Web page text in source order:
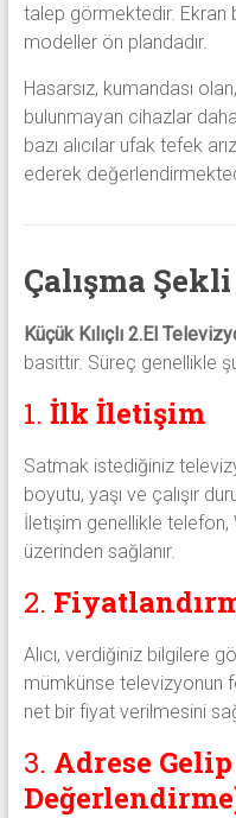
talep görmektedir. Ekran
modeller ön plandadır.
Hasarsız, kumandası
bulunmayan cihazlar
bazı alıcılar ufak tefek
ederek
Çalışma Şekli
Küçük Kılıçlı 2.El
basittir. Süreç genellikle
1. İlk İletişim
Satmak istediğiniz
boyutu, yaşı ve çalışır
İletişim genellikle
üzerinden sağlanır.
2.
Alıcı, verdiğiniz bilgilere
mümkünse televizyonun
net bir fiyat verilmesini
3. Adrese